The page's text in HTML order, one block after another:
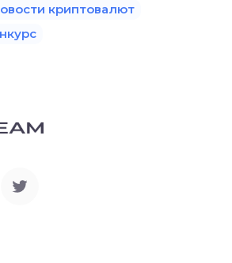
криптовалют